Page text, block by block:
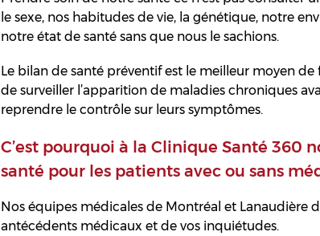
le sexe, nos habitudes de vie, la génétique, notre
notre état de santé sans que nous le sachions.
Le bilan de santé préventif est le meilleur moyen
de surveiller l’apparition de maladies chroniques
reprendre le contrôle sur leurs symptômes.
C’est pourquoi à la Clinique Santé 360
santé pour les patients avec ou sans
Nos équipes médicales de Montréal et Lanaudière
antécédents médicaux et de vos inquiétudes.